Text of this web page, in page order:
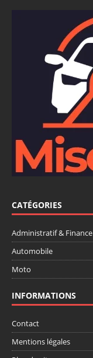
CATÉGORIES
Administratif & Finance
Automobile
Moto
INFORMATIONS
Contact
Mentions légales